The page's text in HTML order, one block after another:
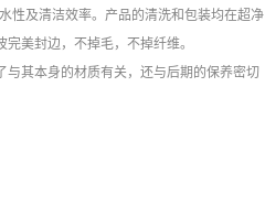
性及清洁效率。产品的清洗和包装均在超净
美封边，不掉毛，不掉纤维。
其本身的材质有关，还与后期的保养密切